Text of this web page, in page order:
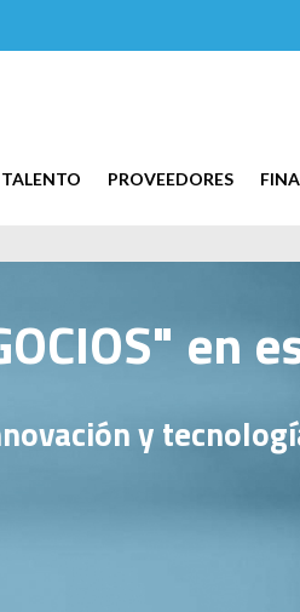
TALENTO PROVEEDORES
en
y